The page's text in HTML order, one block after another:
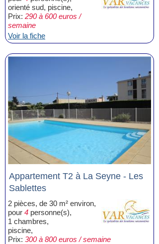
orienté sud, piscine,
Prix: 290 à 600 euros /
semaine
Voir la fiche
Appartement T2 à La Seyne - Les
Sablettes
2 pièces, de 30 m² environ,
pour 4 personne(s),
1 chambres,
piscine,
Prix: 300 à 800 euros / semaine